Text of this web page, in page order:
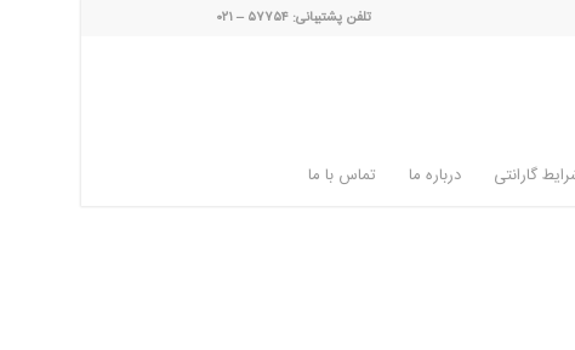
تلفن پشتیبانی: ۵۷۷۵۴ – ۰۲۱
گارانتی درباره ما تماس با ما